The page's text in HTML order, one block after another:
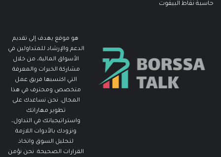
حاسبة نقاط البيفوت
هو موقع يهدف إلى تقديم
الدعم والإرشاد للمتداولين في
الأسواق المالية، من خلال
مشاركة الخبرات والمعرفة
التي اكتسبها فريق عمل
متخصص ومحترف في هذا
المجال. نحن نساعدك على
تطوير مهاراتك
واستراتيجياتك في التداول،
ونزودك بالأدوات اللازمة
لتحليل السوق واتخاذ
القرارات الصحيحة. نحن نؤمن